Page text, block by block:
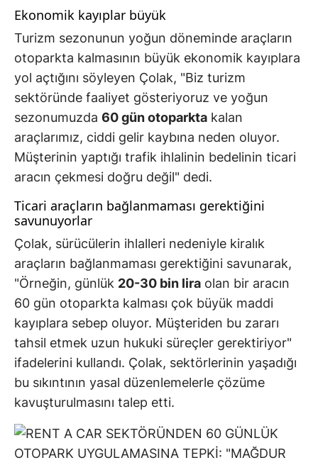
Ekonomik kayıplar büyük
Turizm sezonunun yoğun döneminde araçların
otoparkta kalmasının büyük ekonomik kayıplara
yol açtığını söyleyen Çolak, "Biz turizm
sektöründe faaliyet gösteriyoruz ve yoğun
sezonumuzda 60 gün otoparkta kalan
araçlarımız, ciddi gelir kaybına neden oluyor.
Müşterinin yaptığı trafik ihlalinin bedelinin ticari
aracın çekmesi doğru değil" dedi.
Ticari araçların bağlanmaması gerektiğini
savunuyorlar
Çolak, sürücülerin ihlalleri nedeniyle kiralık
araçların bağlanmaması gerektiğini savunarak,
"Örneğin, günlük 20-30 bin lira olan bir aracın
60 gün otoparkta kalması çok büyük maddi
kayıplara sebep oluyor. Müşteriden bu zararı
tahsil etmek uzun hukuki süreçler gerektiriyor"
ifadelerini kullandı. Çolak, sektörlerinin yaşadığı
bu sıkıntının yasal düzenlemelerle çözüme
kavuşturulmasını talep etti.